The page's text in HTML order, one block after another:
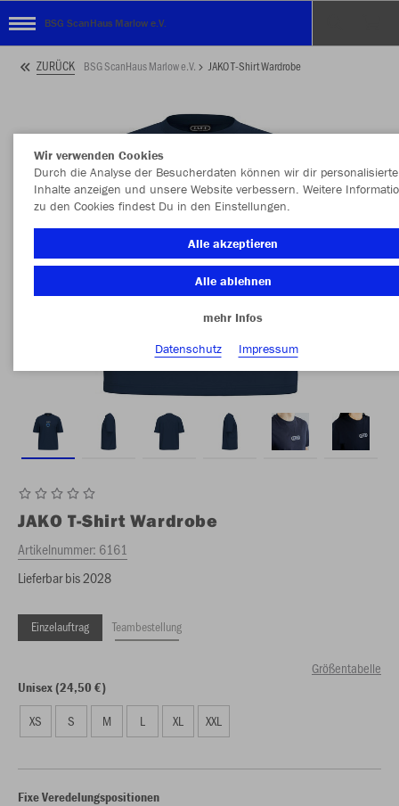
BSG ScanHaus Marlow e.V.
ZURÜCK BSG ScanHaus Marlow e.V. JAKO T-Shirt Wardrobe
JAKO T-Shirt Wardrobe
Artikelnummer: 6161
Lieferbar bis 2028
Einzelauftrag Teambestellung
Größentabelle
Unisex (24,50 €)
XS S M L XL XXL
Fixe Veredelungspositionen
Wir verwenden Cookies
Durch die Analyse der Besucherdaten können wir dir personalisierte
Inhalte anzeigen und unsere Website verbessern. Weitere
zu den Cookies findest Du in den Einstellungen.
Alle akzeptieren
Alle ablehnen
mehr Infos
Datenschutz
Impressum